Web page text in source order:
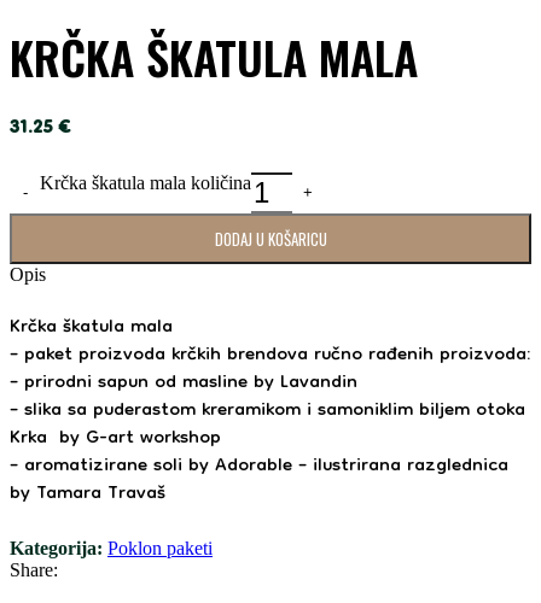
KRČKA ŠKATULA MALA
31.25€
Krčka škatula mala količina
DODAJ U KOŠARICU
Opis
Krčka škatula mala
– paket proizvoda krčkih brendova ručno rađenih proizvoda:
– prirodni sapun od masline by Lavandin
– slika sa puderastom kreramikom i samoniklim biljem otoka
Krka by G-art workshop
– aromatizirane soli by Adorable – ilustrirana razglednica
by Tamara Travaš
Kategorija: Poklon paketi
Share: